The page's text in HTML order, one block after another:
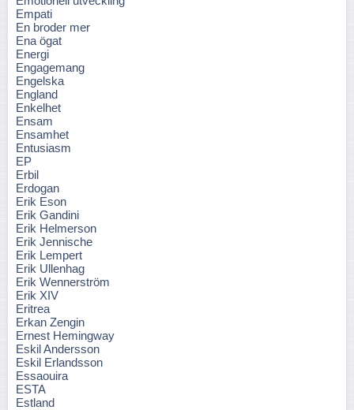
Empati
En broder mer
Ena ögat
Energi
Engagemang
Engelska
England
Enkelhet
Ensam
Ensamhet
Entusiasm
EP
Erbil
Erdogan
Erik Eson
Erik Gandini
Erik Helmerson
Erik Jennische
Erik Lempert
Erik Ullenhag
Erik Wennerström
Erik XIV
Eritrea
Erkan Zengin
Ernest Hemingway
Eskil Andersson
Eskil Erlandsson
Essaouira
ESTA
Estland